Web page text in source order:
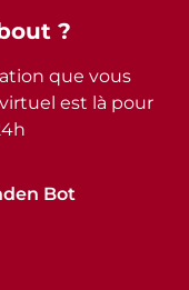
?
que vous
est là pour
Bot